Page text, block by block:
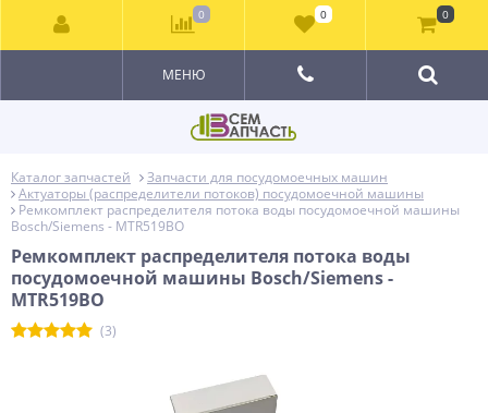
МЕНЮ
Каталог запчастей
Запчасти для посудомоечных машин
Актуаторы (распределители потоков) посудомоечной машины
Ремкомплект распределителя потока воды посудомоечной машины
Bosch/Siemens - MTR519BO
Ремкомплект распределителя потока воды
посудомоечной машины Bosch/Siemens -
MTR519BO
(3)
0 0 0